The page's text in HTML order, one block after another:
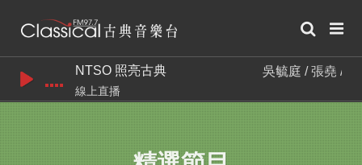
NTSO 照亮古典 吳毓庭 / 張堯 / 呂
線上直播